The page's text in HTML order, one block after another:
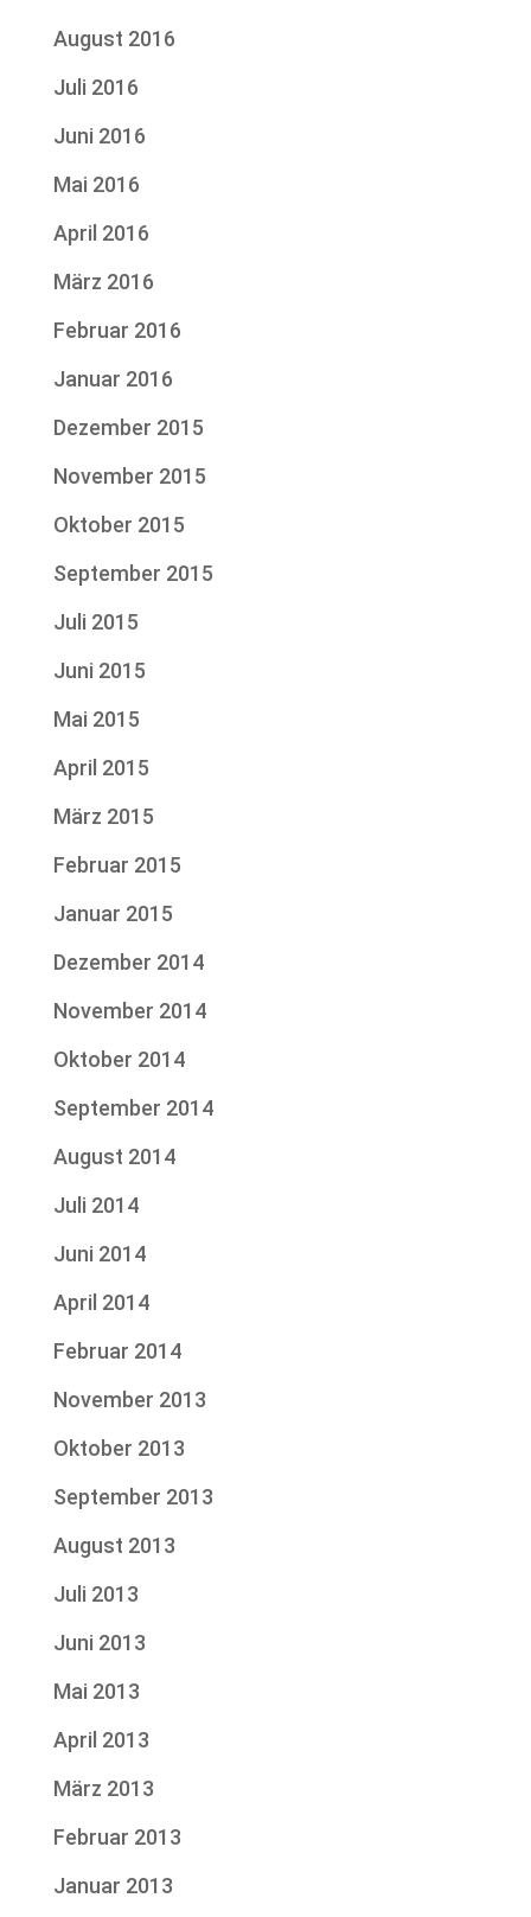
August 2016
Juli 2016
Juni 2016
Mai 2016
April 2016
März 2016
Februar 2016
Januar 2016
Dezember 2015
November 2015
Oktober 2015
September 2015
Juli 2015
Juni 2015
Mai 2015
April 2015
März 2015
Februar 2015
Januar 2015
Dezember 2014
November 2014
Oktober 2014
September 2014
August 2014
Juli 2014
Juni 2014
April 2014
Februar 2014
November 2013
Oktober 2013
September 2013
August 2013
Juli 2013
Juni 2013
Mai 2013
April 2013
März 2013
Februar 2013
Januar 2013